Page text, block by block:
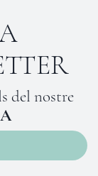
del nostre